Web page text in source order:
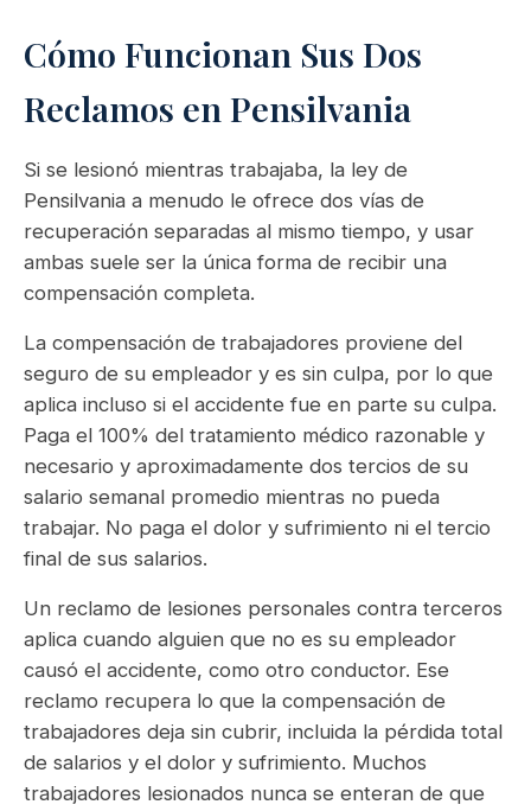
Cómo Funcionan Sus Dos
Reclamos en Pensilvania
Si se lesionó mientras trabajaba, la ley de
Pensilvania a menudo le ofrece dos vías de
recuperación separadas al mismo tiempo, y usar
ambas suele ser la única forma de recibir una
compensación completa.
La compensación de trabajadores proviene del
seguro de su empleador y es sin culpa, por lo que
aplica incluso si el accidente fue en parte su culpa.
Paga el 100% del tratamiento médico razonable y
necesario y aproximadamente dos tercios de su
salario semanal promedio mientras no pueda
trabajar. No paga el dolor y sufrimiento ni el tercio
final de sus salarios.
Un reclamo de lesiones personales contra terceros
aplica cuando alguien que no es su empleador
causó el accidente, como otro conductor. Ese
reclamo recupera lo que la compensación de
trabajadores deja sin cubrir, incluida la pérdida total
de salarios y el dolor y sufrimiento. Muchos
trabajadores lesionados nunca se enteran de que